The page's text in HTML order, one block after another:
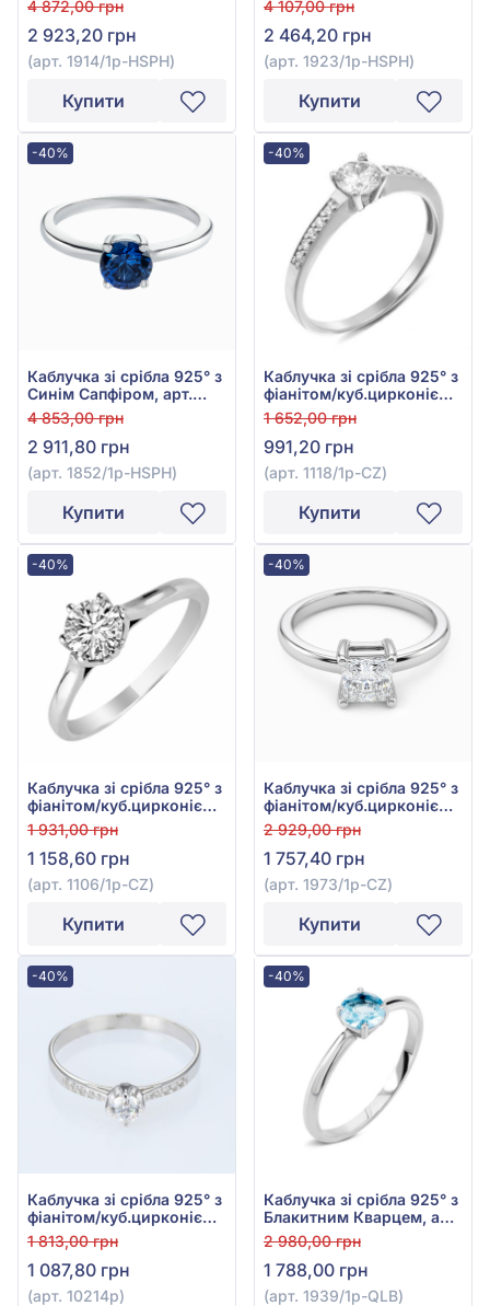
4 872,00 грн
2 923,20 грн
(арт. 1914/1р-HSPH)
Купити
4 107,00 грн
2 464,20 грн
(арт. 1923/1р-HSPH)
Купити
-40%
Каблучка зі срібла 925° з
Синім Сапфіром, арт.
1852/1p-HSPH
4 853,00 грн
2 911,80 грн
(арт. 1852/1p-HSPH)
Купити
-40%
Каблучка зі срібла 925° з
фіанітом/куб.цирконієм,
арт. 1118/1р-СZ
1 652,00 грн
991,20 грн
(арт. 1118/1р-СZ)
Купити
-40%
Каблучка зі срібла 925° з
фіанітом/куб.цирконієм,
арт. 1106/1р-СZ
1 931,00 грн
1 158,60 грн
(арт. 1106/1р-СZ)
Купити
-40%
Каблучка зі срібла 925° з
фіанітом/куб.цирконієм,
арт. 1973/1р-CZ
2 929,00 грн
1 757,40 грн
(арт. 1973/1р-CZ)
Купити
-40%
Каблучка зі срібла 925° з
фіанітом/куб.цирконієм,
арт. 10214р
1 813,00 грн
1 087,80 грн
(арт. 10214р)
-40%
Каблучка зі срібла 925° з
Блакитним Кварцем, арт.
1939/1р-QLB
2 980,00 грн
1 788,00 грн
(арт. 1939/1р-QLB)